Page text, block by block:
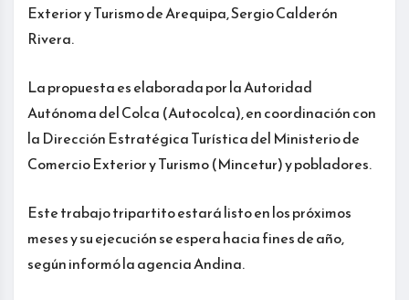
Exterior y Turismo de Arequipa, Sergio Calderón
Rivera.
La propuesta es elaborada por la Autoridad
Autónoma del Colca (Autocolca), en coordinación con
la Dirección Estratégica Turística del Ministerio de
Comercio Exterior y Turismo (Mincetur) y pobladores.
Este trabajo tripartito estará listo en los próximos
meses y su ejecución se espera hacia fines de año,
según informó la agencia Andina.